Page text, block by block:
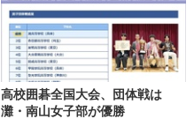
高校囲碁全国大会、団体戦は
灘・南山女子部が優勝